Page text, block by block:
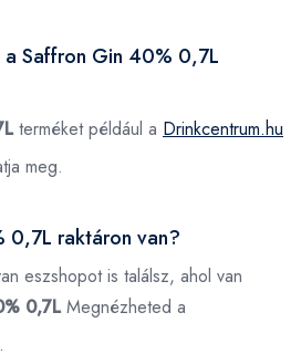
a Saffron Gin 40% 0,7L
terméket például a Drinkcentrum.hu
meg.
0,7L raktáron van?
eszshopot is találsz, ahol van
0,7LMegnézheted a